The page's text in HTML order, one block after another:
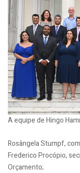
A equipe de Hingo
Rosângela Stumpf,
Frederico Procópio,
Orçamento;